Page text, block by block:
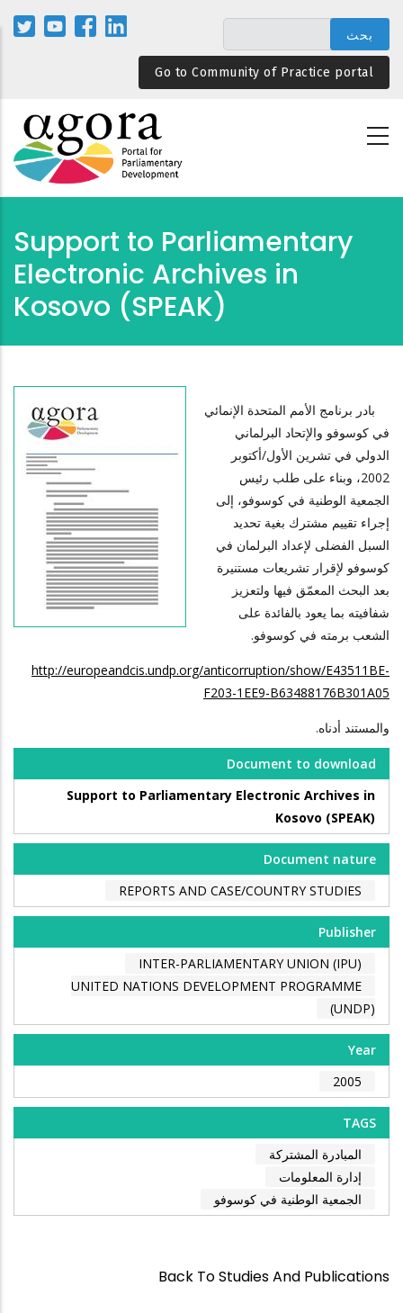
المحتوى
الرئيسيGo to Community of Practice portal
Support to Parliamentary
Electronic Archives in
Kosovo (SPEAK)
بادر برنامج الأمم المتحدة الإنمائي
في كوسوفو والإتحاد البرلماني
الدولي في تشرين الأول/أكتوبر
2002، وبناء على طلب رئيس
الجمعية الوطنية في كوسوفو، إلى
إجراء تقييم مشترك بغية تحديد
السبل الفضلى لإعداد البرلمان في
كوسوفو لإقرار تشريعات مستنيرة
بعد البحث المعمّق فيها ولتعزيز
شفافيته بما يعود بالفائدة على
الشعب برمته في كوسوفو.
http://europeandcis.undp.org/anticorruption/show/E43511BE-
F203-1EE9-B63488176B301A05
والمستند أدناه.
Document to download
Support to Parliamentary Electronic Archives in
Kosovo (SPEAK)
Document nature
REPORTS AND CASE/COUNTRY STUDIES
Publisher
INTER-PARLIAMENTARY UNION (IPU)
UNITED NATIONS DEVELOPMENT PROGRAMME
(UNDP)
Year
2005
TAGS
المبادرة المشتركة
إدارة المعلومات
الجمعية الوطنية في كوسوفو
Back To Studies And Publications